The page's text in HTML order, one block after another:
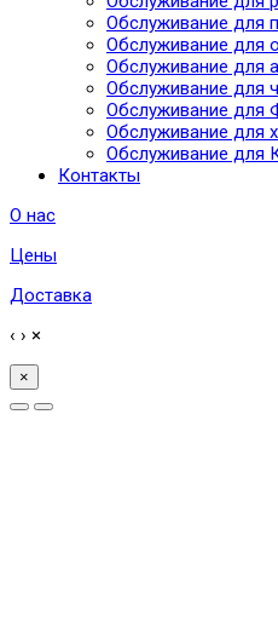
Обслуживание для
Обслуживание для
Обслуживание для
Обслуживание для
Обслуживание для
Обслуживание для
Обслуживание для
Контакты
О нас
Цены
Доставка
‹ › ×
×